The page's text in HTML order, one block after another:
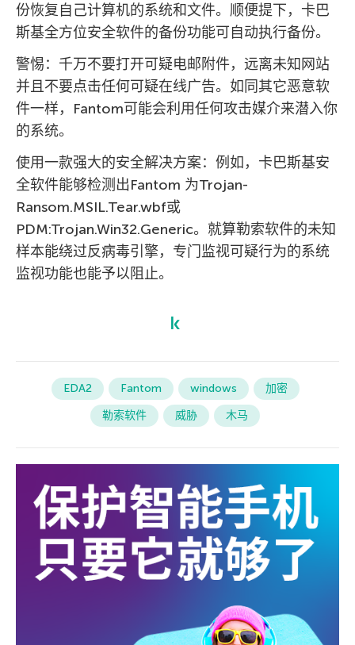
份恢复自己计算机的系统和文件。顺便提下，卡巴
斯基全方位安全软件的备份功能可自动执行备份。
警惕：千万不要打开可疑电邮附件，远离未知网站
并且不要点击任何可疑在线广告。如同其它恶意软
件一样，Fantom可能会利用任何攻击媒介来潜入你
的系统。
使用一款强大的安全解决方案：例如，卡巴斯基安
全软件能够检测出Fantom 为Trojan-
Ransom.MSIL.Tear.wbf或
PDM:Trojan.Win32.Generic。就算勒索软件的未知
样本能绕过反病毒引擎，专门监视可疑行为的系统
监视功能也能予以阻止。
EDA2 Fantom windows
加密
勒索软件
威胁 木马